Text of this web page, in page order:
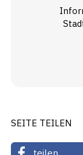
SEITE TEILEN